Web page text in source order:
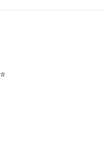
*